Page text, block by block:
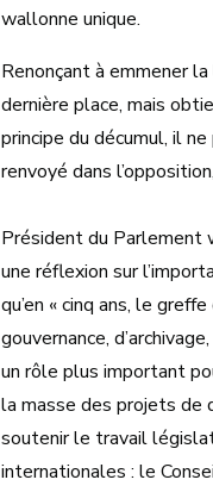
wallonne unique.
Renonçant à emmener
dernière place, mais
principe du décumul, il
renvoyé dans
Président du Parlement
une réflexion sur
qu’en « cinq ans, le
gouvernance,
un rôle plus important
la masse des projets de
soutenir le travail
internationales : le